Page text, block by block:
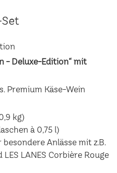
- Deluxe-Edition“ mit
Premium Käse-Wein
kg)
à 0,75 l)
Anlässe mit z.B.
LANES Corbière Rouge